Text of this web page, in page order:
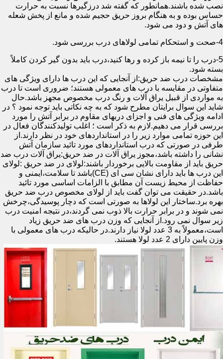
نصب شده باشند.همانطور که گفته شد درزگیرها نسبت به حرارت
حساس بوده و به هنگام بروز حریق حجیم شده و مانع از پخش شعله
های آتش و دود می شود.
4-صحت و استحکام تمامی لولاهای درب بررسی شود.
5-درب را تا نیمه باز کرده و رها کنید،درب باید بدون گیر کردن کاملاً
بسته شود.
مشخصات درب ضد حریق:از آنجایی که این درب ها دارای ویژگی های
متفاوتی در مقایسه با درب های معمولی هستند؛ ضروری است تا درب
به مواردی از قبیل یراق آلات و رنگ درب مخصوص مجهز باشد.حال
شاید این سوال برایتان مطرح شود که به چه نکاتی باید توجه نمود ؟ در
ادامه ویژگی های فنی و اجزای دربهای مقاوم در برابر آتش را مورد
بررسی قرار می دهیم.لازم به ذکر است ؛ اغلب تولیدکنندگان فعال در
این حوزه تمامی موارد زیر را در استانداردهای خود در نظر دارند.از
طرفی در صورتی که درب استانداردهای مورد تائید سازمان آتش
نشانی را داشته باشد،مجوز یراق آلات در ضد حریق:یراق آلات درب ضد
حریق باید از مقاومت بالایی برخوردار باشند:لولای در ضد حریق :لولای
این درب ها باید دارای نشان سی ای (CE)باشد تا سلامت،ایمنی و
حفاظت از محیط زیست آن مطابق با الزامات اساسی مورد تائید
باشد.در حقیقت می توان گفت باید از لولای مخصوص درب ضد حریق
بهره برد.ساختار این لولاها به صورتی است که دچار پوسیدگی،چرخش
نمی شوند و در برابر حرارت بالا ذوب نمی گردند،در نتیجه امنیت درب
زیر سوال نمی رود.از آنجایی که وزن درب های ضد حریق زیاد
است،معمولاً به 3 عدد لولا نیاز دارند.در حالیکه درب های معمولی با
وزن پایین دارای 2 عدد لولا هستند.